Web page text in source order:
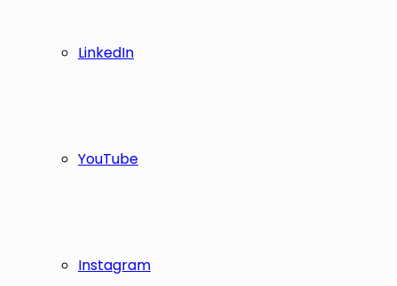
LinkedIn
YouTube
Instagram